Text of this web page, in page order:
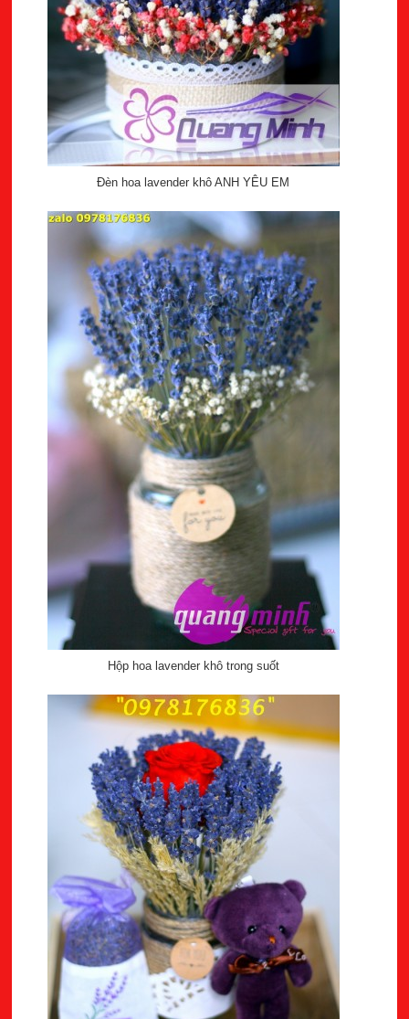
Đèn hoa lavender khô ANH YÊU EM
Hộp hoa lavender khô trong suốt